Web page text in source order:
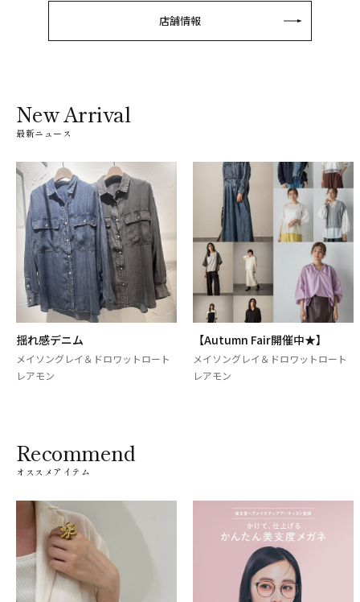
店舗情報
New Arrival
最新ニュース
＆ドロワットロート
【Autumn Fair開催中★】
メイソングレイ＆ドロワットロート
涼し気なタ
ップ★
Recommend
オススメアイテム